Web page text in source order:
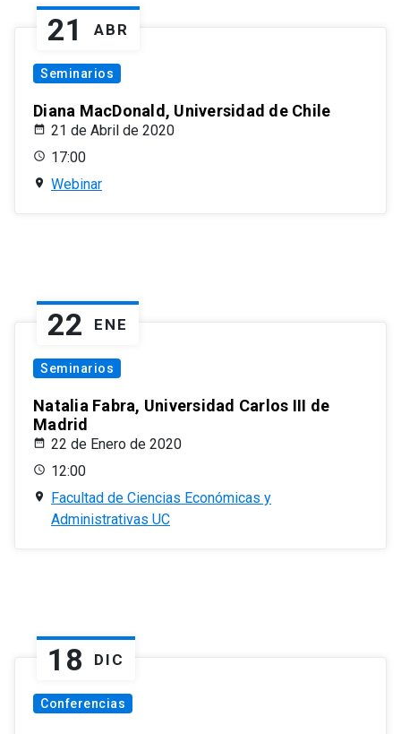
21 ABR
Seminarios
Diana MacDonald, Universidad de Chile
21 de Abril de 2020
17:00
Webinar
22 ENE
Seminarios
Natalia Fabra, Universidad Carlos III de
Madrid
22 de Enero de 2020
12:00
Facultad de Ciencias Económicas y
Administrativas UC
18 DIC
Conferencias